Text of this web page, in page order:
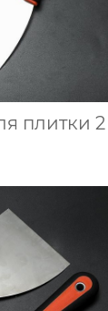
Скребок для плитки 2